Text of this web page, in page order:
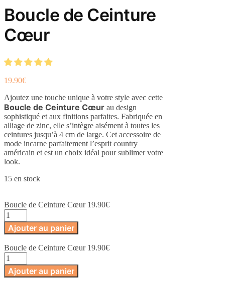
Boucle de Ceinture
Cœur
19.90€
Ajoutez une touche unique à votre style avec cette
Boucle de Ceinture Cœur au design
sophistiqué et aux finitions parfaites. Fabriquée en
alliage de zinc, elle s’intègre aisément à toutes les
ceintures jusqu’à 4 cm de large. Cet accessoire de
mode incarne parfaitement l’esprit country
américain et est un choix idéal pour sublimer votre
look.
15 en stock
Boucle de Ceinture Cœur 19.90€
quantité
de
Boucle
Ceinture
Cœur
Ajouter au panier
Boucle de Ceinture Cœur 19.90€
quantité
de
Boucle
Ajouter au panier